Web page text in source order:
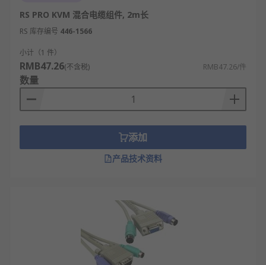
RS PRO KVM 混合电缆组件, 2m长
RS 库存编号 446-1566
小计（1 件）
RMB47.26(不含税) RMB47.26/件
数量
添加
产品技术资料